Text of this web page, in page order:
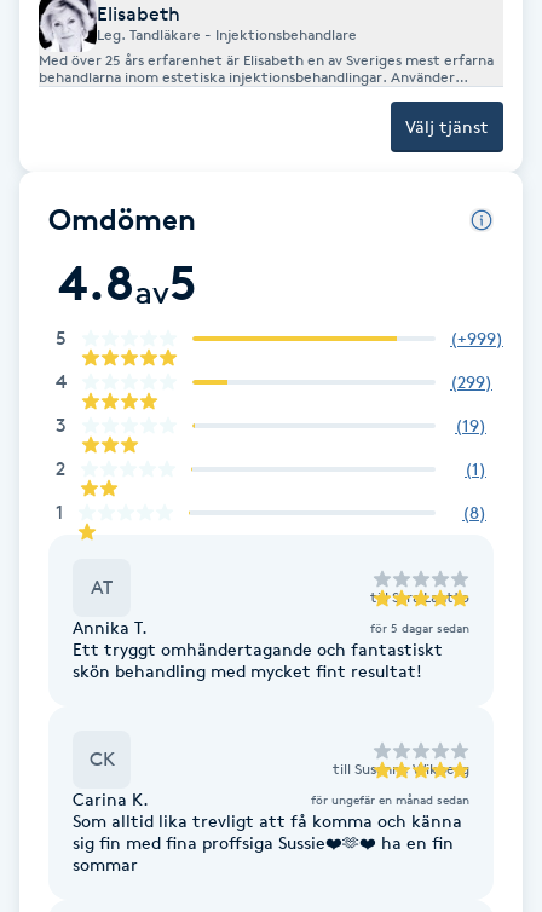
Fet hårbotten
Fotmassage
Fotsvamp
Fotvård
Fransar
Fransborttagning
Fransfärgning
Fransförlängning Megavolym
Fransförlängning Volym
Elisabeth
Leg. Tandläkare - Injektionsbehandlare
Med över 25 års erfarenhet är Elisabeth en av Sveriges mest erfarna
behandlarna inom estetiska injektionsbehandlingar. Använder
Välj tjänst
Omdömen
4.8av5
5 (+999)
4 (299)
3 (19)
2 (1)
1 (8)
AT till Sara Lantto
Annika T. för 5 dagar sedan
Ett tryggt omhändertagande och fantastiskt
skön behandling med mycket fint resultat!
CK till Susanne Wikberg
Carina K. för ungefär en månad sedan
Som alltid lika trevligt att få komma och känna
sig fin med fina proffsiga Sussie❤️🫶❤️ ha en fin
sommar